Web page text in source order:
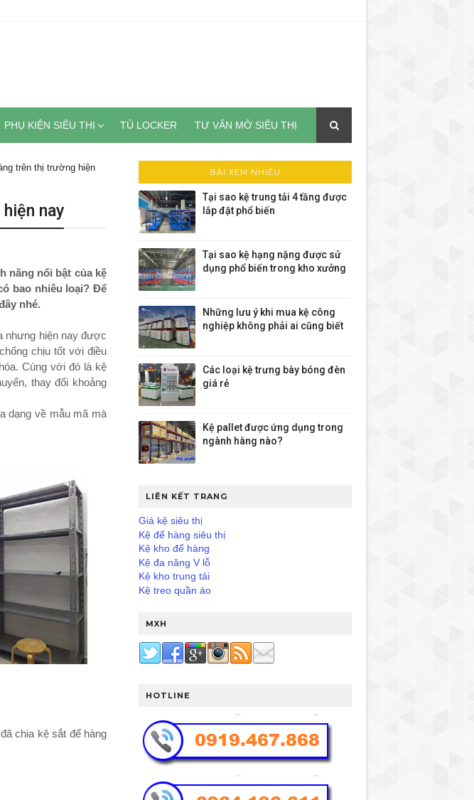
PHỤ KIỆN SIÊU THỊ TỦ LOCKER TƯ VẤN MỞ SIÊU THỊ
trên thị trường hiện
nay
năng nổi bật của kệ
bao nhiêu loại? Để
nhé.
nhưng hiện nay được
chịu tốt với điều
Cùng với đó là kệ
thay đổi khoảng
dạng về mẫu mã mà
chia kệ sắt để hàng
BÀI XEM NHIỀU
Tại sao kệ trung tải 4 tầng được
lắp đặt phổ biến
Tại sao kệ hạng nặng được sử
dụng phổ biến trong kho xưởng
Những lưu ý khi mua kệ công
nghiệp không phải ai cũng biết
Các loại kệ trưng bày bóng đèn
giá rẻ
Kệ pallet được ứng dụng trong
ngành hàng nào?
LIÊN KẾT TRANG
Giá kệ siêu thị
Kệ để hàng siêu thị
Kệ kho để hàng
Kệ đa năng V lỗ
Kệ kho trung tải
Kệ treo quần áo
MXH
HOTLINE